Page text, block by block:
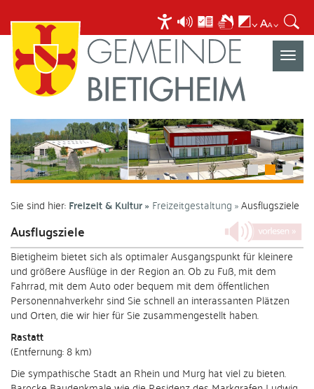
Sie sind hier:Freizeit & Kultur Freizeitgestaltung Ausflugsziele
Ausflugsziele
Bietigheim bietet sich als optimaler Ausgangspunkt für kleinere
und größere Ausflüge in der Region an. Ob zu Fuß, mit dem
Fahrrad, mit dem Auto oder bequem mit dem öffentlichen
Personennahverkehr sind Sie schnell an interassanten Plätzen
und Orten, die wir hier für Sie zusammengestellt haben.
Rastatt
(Entfernung: 8 km)
Die sympathische Stadt an Rhein und Murg hat viel zu bieten.